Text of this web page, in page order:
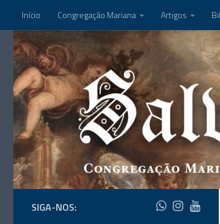
Início Congregação Mariana Artigos
SIGA-NOS: